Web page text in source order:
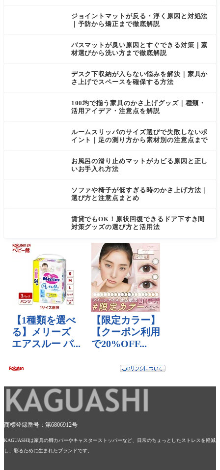
ジョイントマットが反る・浮く原因と対処法
｜予防から矯正まで徹底解説
バスマットが臭い原因とすぐできる対策｜素
材選びから洗い方まで徹底解説
デスク下収納が入らない悩みを解決｜家具か
さ上げでスペースを確保する方法
100均で揃う家具のかさ上げグッズ｜種類・
活用アイデア・注意点を解説
ルームスリッパのサイズ選びで失敗しないポ
イント｜足の測り方から素材別の注意点まで
お風呂の滑り止めマットがカビる原因と正し
いお手入れ方法
ソファや椅子が低すぎる時のかさ上げ方法｜
選び方と注意点まとめ
賃貸でもOK！原状回復できるドア下すき間
対策グッズの選び方と活用法
コバ
商標登録番号：第6806912号
KAGUASHIは家具の脚カバーやキャスターストッパーなど、日常のちょっとしたストレスを軽減
し、彩るために生まれたブランドです。